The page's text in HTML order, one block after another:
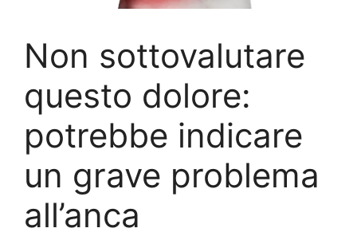
Non sottovalutare
questo dolore:
potrebbe indicare
un grave problema
all’anca